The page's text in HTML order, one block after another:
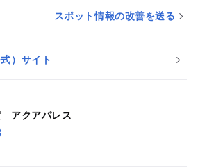
スポット情報の改善を送る
）サイト
アクアパレス